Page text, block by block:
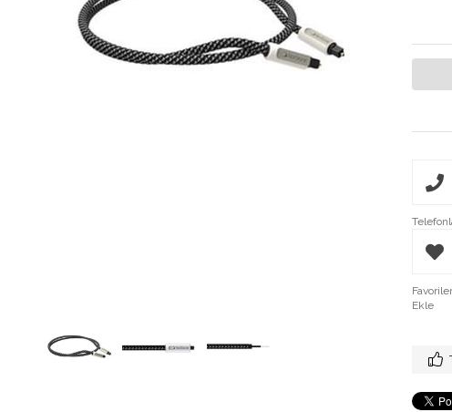
Ekle